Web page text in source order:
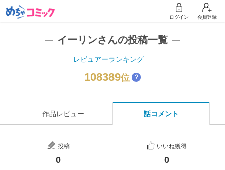
ログイン 会員登録
イーリンさんの投稿一覧
レビュアーランキング
108389位 ？
作品レビュー 話コメント
投稿
0
いいね獲得
0